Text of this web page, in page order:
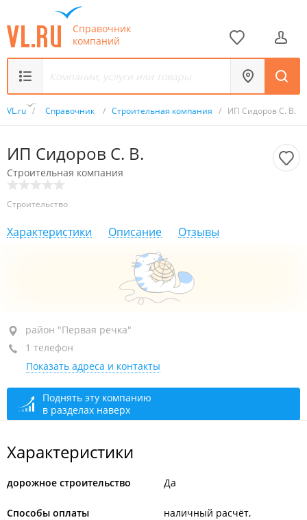
Справочник
компаний
VL.ru / Справочник / Строительная компания / ИП Сидоров С. В.
ИП Сидоров С. В.
Строительная компания
Строительство
Характеристики Описание Отзывы
район "Первая речка", ул. Союзная, 40
+7 994 020-40-44
сегодня закрыто
район "Первая речка"
1 телефон
Показать адреса и контакты
Поднять эту компанию
в разделах наверх
Характеристики
дорожное строительство Да
Способы оплаты
наличный расчёт